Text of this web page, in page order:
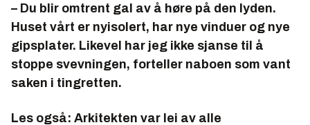
– Du blir omtrent gal av å høre på den lyden.
Huset vårt er nyisolert, har nye vinduer og nye
gipsplater. Likevel har jeg ikke sjanse til å
stoppe svevningen, forteller naboen som vant
saken i tingretten.
Les også: Arkitekten var lei av alle